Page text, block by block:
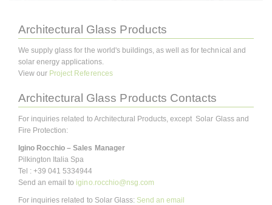
Architectural Glass Products
We supply glass for the world's buildings, as well as for technical and
solar energy applications.
View our Project References
Architectural Glass Products Contacts
For inquiries related to Architectural Products, except Solar Glass and
Fire Protection:
Igino Rocchio – Sales Manager
Pilkington Italia Spa
Tel : +39 041 5334944
Send an email to igino.rocchio@nsg.com
For inquiries related to Solar Glass: Send an email